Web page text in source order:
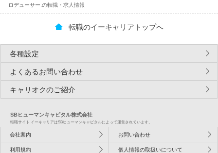
ロデューサー.の転職・求人情報
転職のイーキャリアトップへ
各種設定
よくあるお問い合わせ
キャリオクのご紹介
SBヒューマンキャピタル株式会社
転職サイト イーキャリアはSBヒューマンキャピタルによって運営されています。
会社案内 お問い合わせ
利用規約 個人情報の取扱いについて